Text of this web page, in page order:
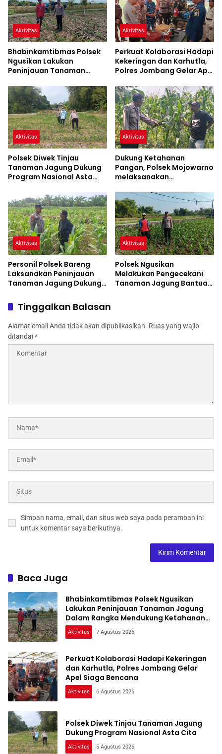
Aktivitas
Bhabinkamtibmas Polsek
Ngusikan Lakukan
Peninjauan Tanaman
Mendukung Ketahanan
Pangan
Aktivitas
Perkuat Kolaborasi Hadapi
Kekeringan dan Karhutla,
Polres Jombang Gelar Apel
Aktivitas
Polsek Diwek Tinjau
Tanaman Jagung Dukung
Program Nasional Asta
Aktivitas
Dukung Ketahanan
Pangan, Polsek Mojowarno
melaksanakan
Jagung
Aktivitas
Personil Polsek Bareng
Laksanakan Peninjauan
Tanaman Jagung Dukung
Pangan
Aktivitas
Polsek Ngusikan
Melakukan Pengecekani
Tanaman Jagung Bantuan
Tinggalkan Balasan
Alamat email Anda tidak akan dipublikasikan. Ruas yang wajib
ditandai*
Simpan nama, email, dan situs web saya pada peramban ini
untuk komentar saya berikutnya.
Baca Juga
Bhabinkamtibmas Polsek Ngusikan
Lakukan Peninjauan Tanaman Jagung
Dalam Rangka Mendukung Ketahanan
Pangan
Aktivitas 7 Agustus 2026
Perkuat Kolaborasi Hadapi Kekeringan
dan Karhutla, Polres Jombang Gelar
Apel Siaga Bencana
Aktivitas 6 Agustus 2026
Polsek Diwek Tinjau Tanaman Jagung
Dukung Program Nasional Asta Cita
Aktivitas 5 Agustus 2026